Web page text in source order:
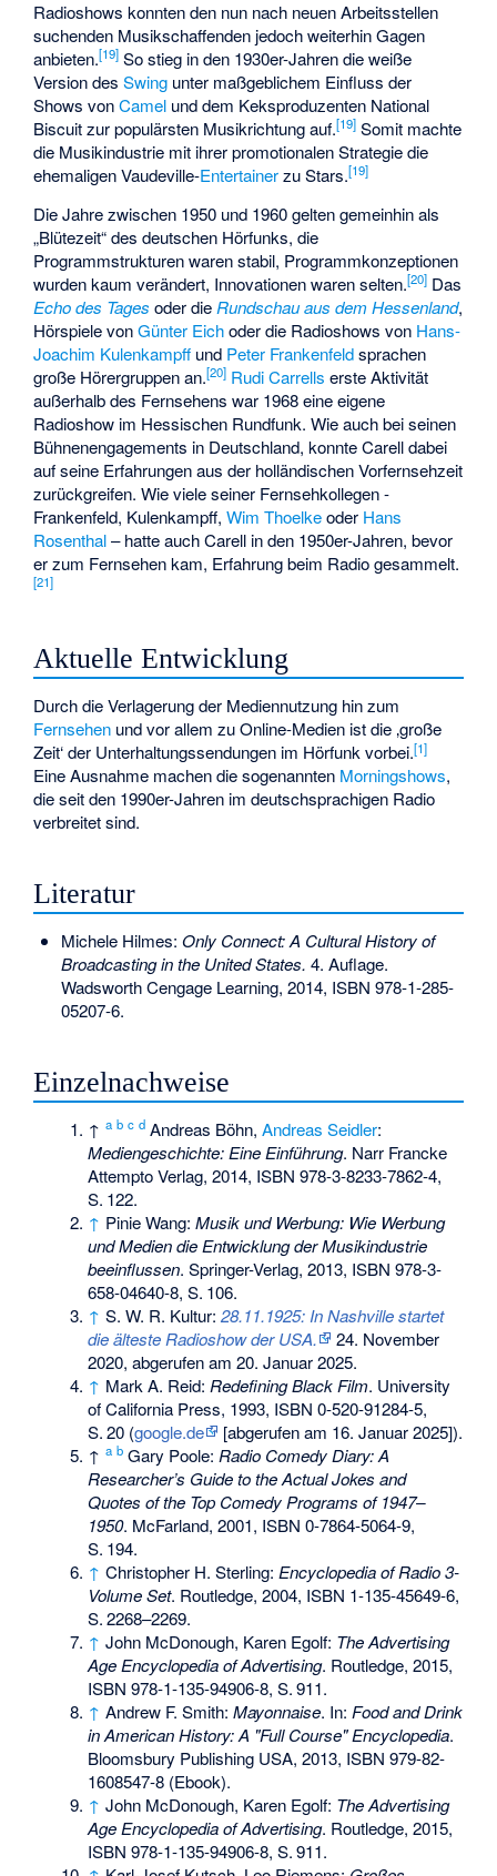
Radioshows konnten den nun nach neuen Arbeitsstellen
suchenden Musikschaffenden jedoch weiterhin Gagen
anbieten.[19] So stieg in den 1930er-Jahren die weiße
Version desSwing unter maßgeblichem Einfluss der
Shows vonCamel und dem Keksproduzenten National
Biscuitzur populärsten Musikrichtung auf.[19] Somit machte
die Musikindustrie mit ihrer promotionalen Strategie die
ehemaligen Vaudeville-Entertainerzu Stars.[19]
Die Jahre zwischen 1950 und 1960 gelten gemeinhin als
„Blütezeit“ des deutschen Hörfunks, die
Programmstrukturen waren stabil, Programmkonzeptionen
wurden kaum verändert, Innovationen waren selten.[20] Das
Echo des Tages oder die Rundschau aus dem Hessenland,
Hörspiele vonGünter Eichoder die Radioshows von Hans-
Joachim Kulenkampff und Peter Frankenfeldsprachen
große Hörergruppen an.[20] Rudi Carrells erste Aktivität
außerhalb des Fernsehens war 1968 eine eigene
Radioshow im Hessischen Rundfunk. Wie auch bei seinen
Bühnenengagements in Deutschland, konnte Carell dabei
auf seine Erfahrungen aus der holländischen Vorfernsehzeit
zurückgreifen. Wie viele seiner Fernsehkollegen -
Frankenfeld, Kulenkampff,Wim Thoelkeoder Hans
Rosenthal– hatte auch Carell in den 1950er-Jahren, bevor
er zum Fernsehen kam, Erfahrung beim Radio gesammelt.
[21]
Aktuelle Entwicklung
Durch die Verlagerung der Mediennutzung hin zum
Fernsehen und vor allem zu Online-Medien ist die ‚große
Zeit‘ der Unterhaltungssendungen im Hörfunk vorbei.[1]
Eine Ausnahme machen die sogenannten Morningshows,
die seit den 1990er-Jahren im deutschsprachigen Radio
verbreitet sind.
Literatur
Michele Hilmes: Only Connect: A Cultural History of
Broadcasting in the United States. 4. Auflage.
Wadsworth Cengage Learning, 2014, ISBN 978-1-285-
05207-6.
Einzelnachweise
↑a b c d Andreas Böhn,Andreas Seidler:
Mediengeschichte: Eine Einführung. Narr Francke
Attempto Verlag, 2014, ISBN 978-3-8233-7862-4,
S. 122.
↑ Pinie Wang:Musik und Werbung: Wie Werbung
und Medien die Entwicklung der Musikindustrie
beeinflussen. Springer-Verlag, 2013, ISBN 978-3-
658-04640-8,S. 106.
↑ S. W. R. Kultur:28.11.1925: In Nashville startet
die älteste Radioshow der USA.
24. November
2020, abgerufen am 20. Januar 2025.
↑ Mark A. Reid: Redefining Black Film. University
of California Press, 1993, ISBN 0-520-91284-5,
S.20 (google.de
[abgerufen am 16. Januar 2025]).
↑a b Gary Poole: Radio Comedy Diary: A
Researcher’s Guide to the Actual Jokes and
Quotes of the Top Comedy Programs of 1947–
1950. McFarland, 2001, ISBN 0-7864-5064-9,
S. 194.
↑ Christopher H. Sterling: Encyclopedia of Radio 3-
Volume Set. Routledge, 2004, ISBN 1-135-45649-6,
S.2268–2269.
↑ John McDonough, Karen Egolf: The Advertising
Age Encyclopedia of Advertising. Routledge, 2015,
ISBN 978-1-135-94906-8,S.911.
↑ Andrew F. Smith:Mayonnaise. In: Food and Drink
in American History: A "Full Course" Encyclopedia.
Bloomsbury Publishing USA, 2013, ISBN 979-82-
1608547-8 (Ebook).
↑ John McDonough, Karen Egolf: The Advertising
Age Encyclopedia of Advertising. Routledge, 2015,
ISBN 978-1-135-94906-8,S.911.